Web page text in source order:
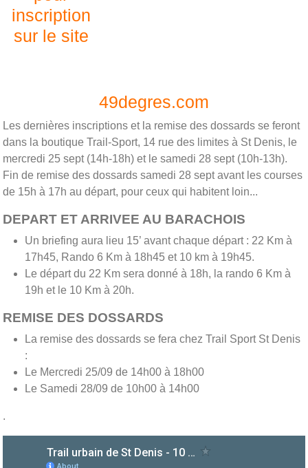
inscription
sur le site
49degres.com
Les dernières inscriptions et la remise des dossards se feront
dans la boutique Trail-Sport, 14 rue des limites à St Denis, le
mercredi 25 sept (14h-18h) et le samedi 28 sept (10h-13h).
Fin de remise des dossards samedi 28 sept avant les courses
de 15h à 17h au départ, pour ceux qui habitent loin...
DEPART ET ARRIVEE AU BARACHOIS
Un briefing aura lieu 15’ avant chaque départ : 22 Km à
17h45, Rando 6 Km à 18h45 et 10 km à 19h45.
Le départ du 22 Km sera donné à 18h, la rando 6 Km à
19h et le 10 Km à 20h.
REMISE DES DOSSARDS
La remise des dossards se fera chez Trail Sport St Denis
:
Le Mercredi 25/09 de 14h00 à 18h00
Le Samedi 28/09 de 10h00 à 14h00
.